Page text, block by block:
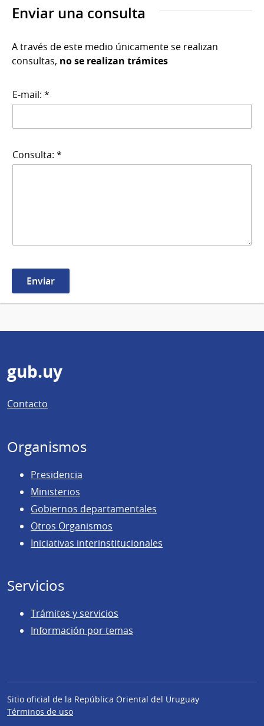
Enviar una consulta
A través de este medio únicamente se realizan
consultas, no se realizan trámites
E-mail: *
Consulta: *
Pie
de
página
gub.uy
Contacto
Organismos
Presidencia
Ministerios
Gobiernos departamentales
Otros Organismos
Iniciativas interinstitucionales
Servicios
Trámites y servicios
Información por temas
Sitio oficial de la República Oriental del Uruguay
Términos de uso